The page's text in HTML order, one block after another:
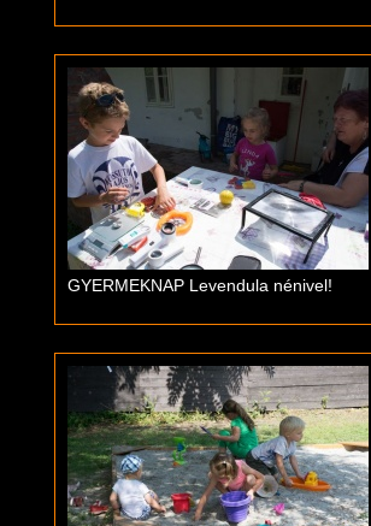
GYERMEKNAP Levendula nénivel!